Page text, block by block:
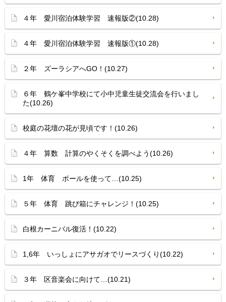
４年 愛川宿泊体験学習 速報版②(10.28)
４年 愛川宿泊体験学習 速報版①(10.28)
２年 ズーラシアへGO！(10.27)
６年 鶴ケ峯中学校にて小中児童生徒交流会を行いまし
た(10.26)
校庭の花壇の花が見頃です！(10.26)
４年 算数 計算のやくそくを調べよう(10.26)
1年 体育 ボールを使って…(10.25)
５年 体育 跳び箱にチャレンジ！(10.25)
白根カーニバル復活！(10.22)
1,6年 いっしょにアサガオでリースづくり(10.22)
３年 区音楽会に向けて…(10.21)